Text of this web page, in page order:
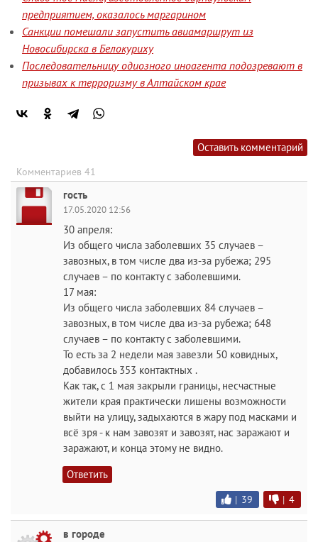
предприятием, оказалось маргарином
Санкции помешали запустить авиамаршрут из
Новосибирска в Белокуриху
Последовательницу одиозного иноагента подозревают в
призывах к терроризму в Алтайском крае
Оставить комментарий
Комментариев 41
гость
17.05.2020 12:56
30 апреля:
Из общего числа заболевших 35 случаев –
завозных, в том числе два из-за рубежа; 295
случаев – по контакту с заболевшими.
17 мая:
Из общего числа заболевших 84 случаев –
завозных, в том числе два из-за рубежа; 648
случаев – по контакту с заболевшими.
То есть за 2 недели мая завезли 50 ковидных,
добавилось 353 контактных .
Как так, с 1 мая закрыли границы, несчастные
жители края практически лишены возможности
выйти на улицу, задыхаются в жару под масками и
всё зря - к нам завозят и завозят, нас заражают и
заражают, и конца этому не видно.
Ответить
| 39 | 4
в городе